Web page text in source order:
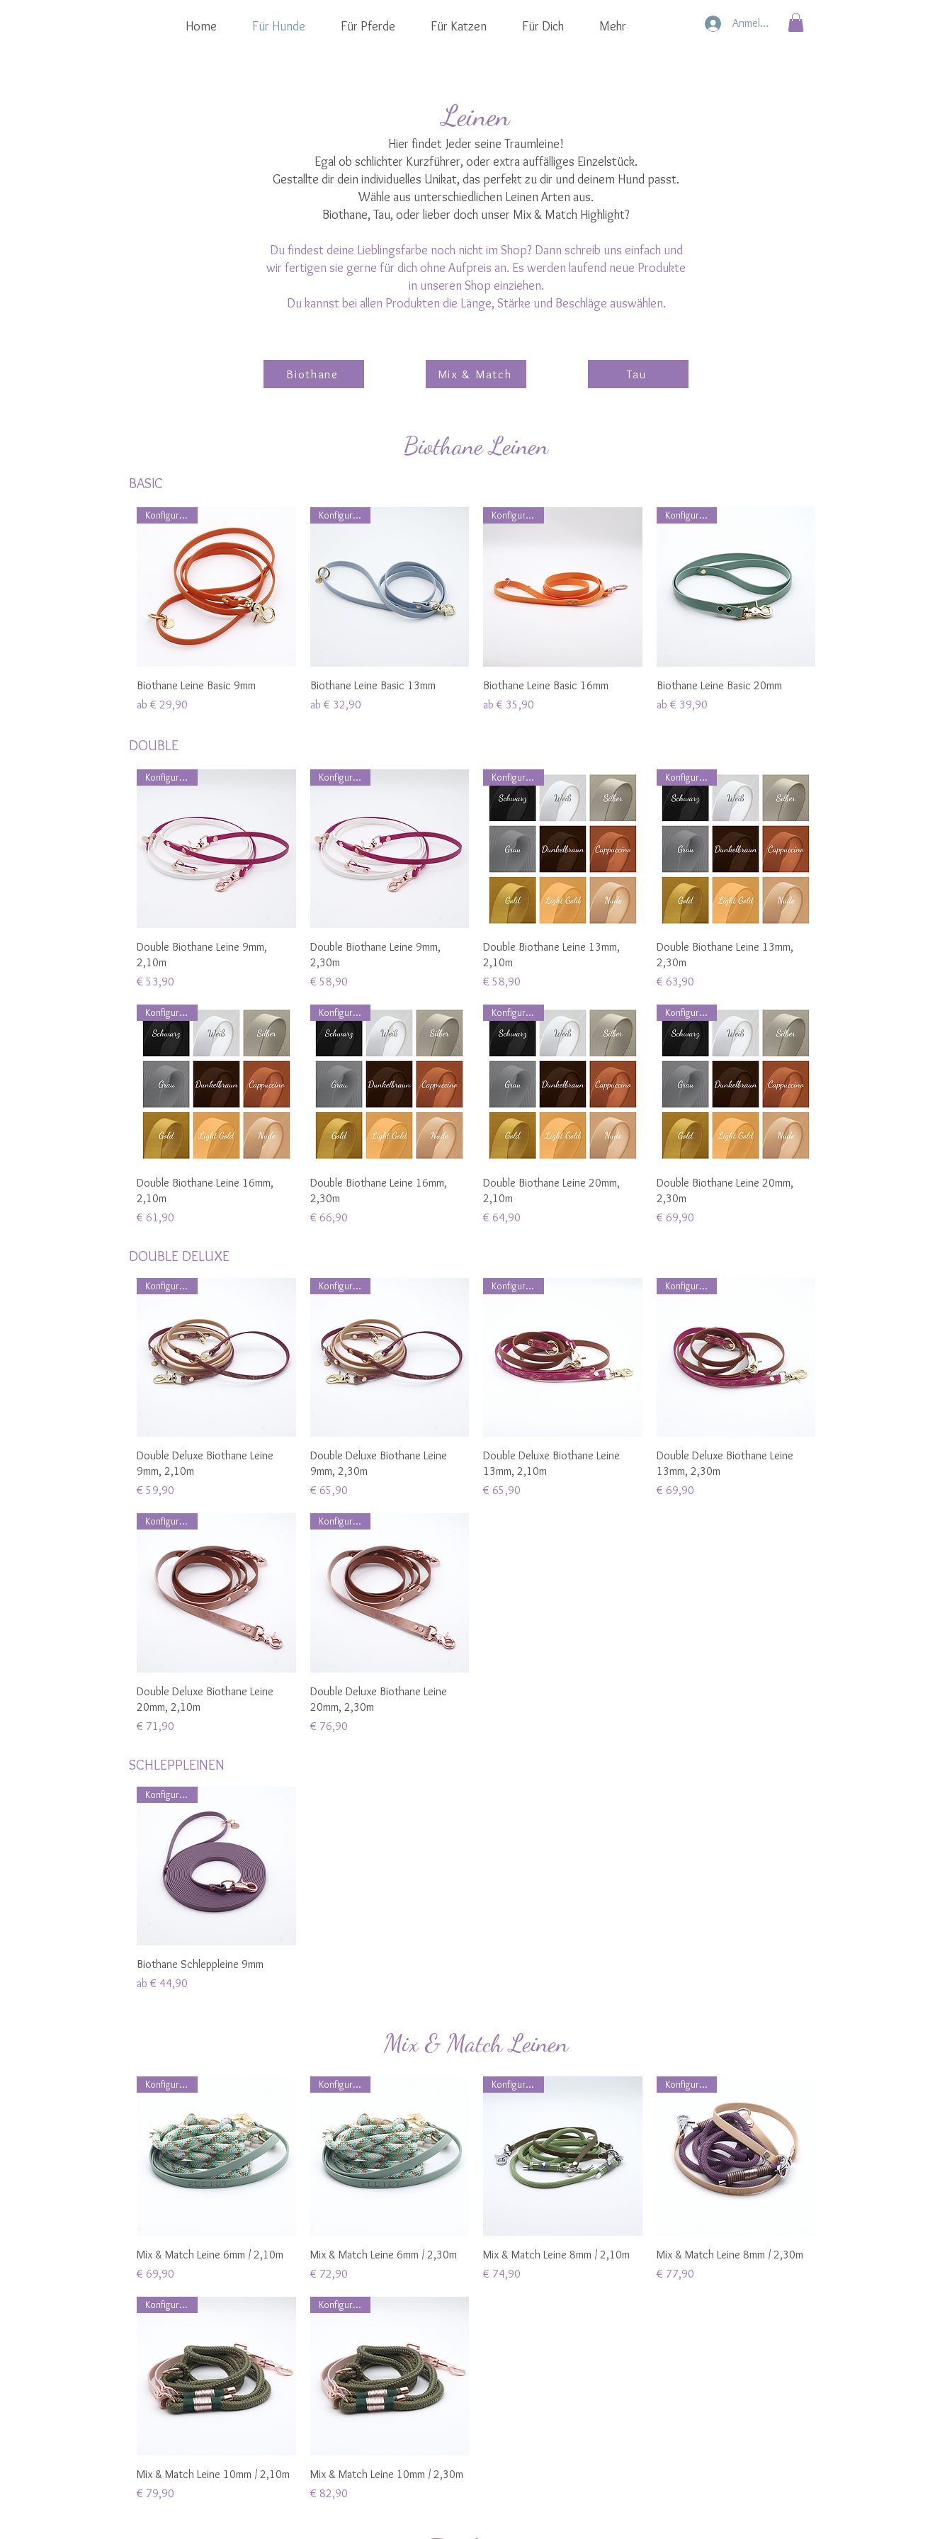
Home Für Hunde Für Pferde Für Katzen Für Dich Mehr Anmelden
Leinen
Hier findet Jeder seine Traumleine!
Egal ob schlichter Kurzführer, oder extra auffälliges Einzelstück.
Gestallte dir dein individuelles Unikat, das perfekt zu dir und deinem Hund passt.
Wähle aus unterschiedlichen Leinen Arten aus.
Biothane, Tau, oder lieber doch unser Mix & Match Highlight?
Du findest deine Lieblingsfarbe noch nicht im Shop? Dann schreib uns einfach und
wir fertigen sie gerne für dich ohne Aufpreis an. Es werden laufend neue Produkte
in unseren Shop einziehen.
Du kannst bei allen Produkten die Länge, Stärke und Beschläge auswählen.
Biothane Mix & Match Tau
Biothane Leinen
BASIC
Schnellansicht
Konfigurierbar
Biothane Leine Basic 9mm
ab € 29,90
Sale-Preis
Schnellansicht
Konfigurierbar
Biothane Leine Basic 13mm
ab € 32,90
Sale-Preis
Schnellansicht
Konfigurierbar
Biothane Leine Basic 16mm
ab € 35,90
Sale-Preis
Schnellansicht
Konfigurierbar
Biothane Leine Basic 20mm
ab € 39,90
Sale-Preis
DOUBLE
Schnellansicht
Konfigurierbar
Double Biothane Leine 9mm,
2,10m
Preis
€ 53,90
Schnellansicht
Konfigurierbar
Double Biothane Leine 9mm,
2,30m
Preis
€ 58,90
Schnellansicht
Konfigurierbar
Double Biothane Leine 13mm,
2,10m
Preis
€ 58,90
Schnellansicht
Konfigurierbar
Double Biothane Leine 13mm,
2,30m
Preis
€ 63,90
Schnellansicht
Konfigurierbar
Double Biothane Leine 16mm,
2,10m
Preis
€ 61,90
Schnellansicht
Konfigurierbar
Double Biothane Leine 16mm,
2,30m
Preis
€ 66,90
Schnellansicht
Konfigurierbar
Double Biothane Leine 20mm,
2,10m
Preis
€ 64,90
Schnellansicht
Konfigurierbar
Double Biothane Leine 20mm,
2,30m
Preis
€ 69,90
DOUBLE DELUXE
Schnellansicht
Konfigurierbar
Double Deluxe Biothane Leine
9mm, 2,10m
Preis
€ 59,90
Schnellansicht
Konfigurierbar
Double Deluxe Biothane Leine
9mm, 2,30m
Preis
€ 65,90
Schnellansicht
Konfigurierbar
Double Deluxe Biothane Leine
13mm, 2,10m
Preis
€ 65,90
Schnellansicht
Konfigurierbar
Double Deluxe Biothane Leine
13mm, 2,30m
Preis
€ 69,90
Schnellansicht
Konfigurierbar
Double Deluxe Biothane Leine
20mm, 2,10m
Preis
€ 71,90
Schnellansicht
Konfigurierbar
Double Deluxe Biothane Leine
20mm, 2,30m
Preis
€ 76,90
SCHLEPPLEINEN
Schnellansicht
Konfigurierbar
Biothane Schleppleine 9mm
ab € 44,90
Sale-Preis
Mix & Match Leinen
Schnellansicht
Konfigurierbar
Mix & Match Leine 6mm / 2,10m
Preis
€ 69,90
Schnellansicht
Konfigurierbar
Mix & Match Leine 6mm / 2,30m
Preis
€ 72,90
Schnellansicht
Konfigurierbar
Mix & Match Leine 8mm / 2,10m
Preis
€ 74,90
Schnellansicht
Konfigurierbar
Mix & Match Leine 8mm / 2,30m
Preis
€ 77,90
Schnellansicht
Konfigurierbar
Mix & Match Leine 10mm / 2,10m
Preis
€ 79,90
Schnellansicht
Konfigurierbar
Mix & Match Leine 10mm / 2,30m
Preis
€ 82,90